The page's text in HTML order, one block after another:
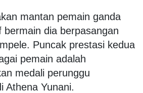
mantan pemain ganda
bermain dia berpasangan
Puncak prestasi kedua
pemain adalah
medali perunggu
Athena Yunani.